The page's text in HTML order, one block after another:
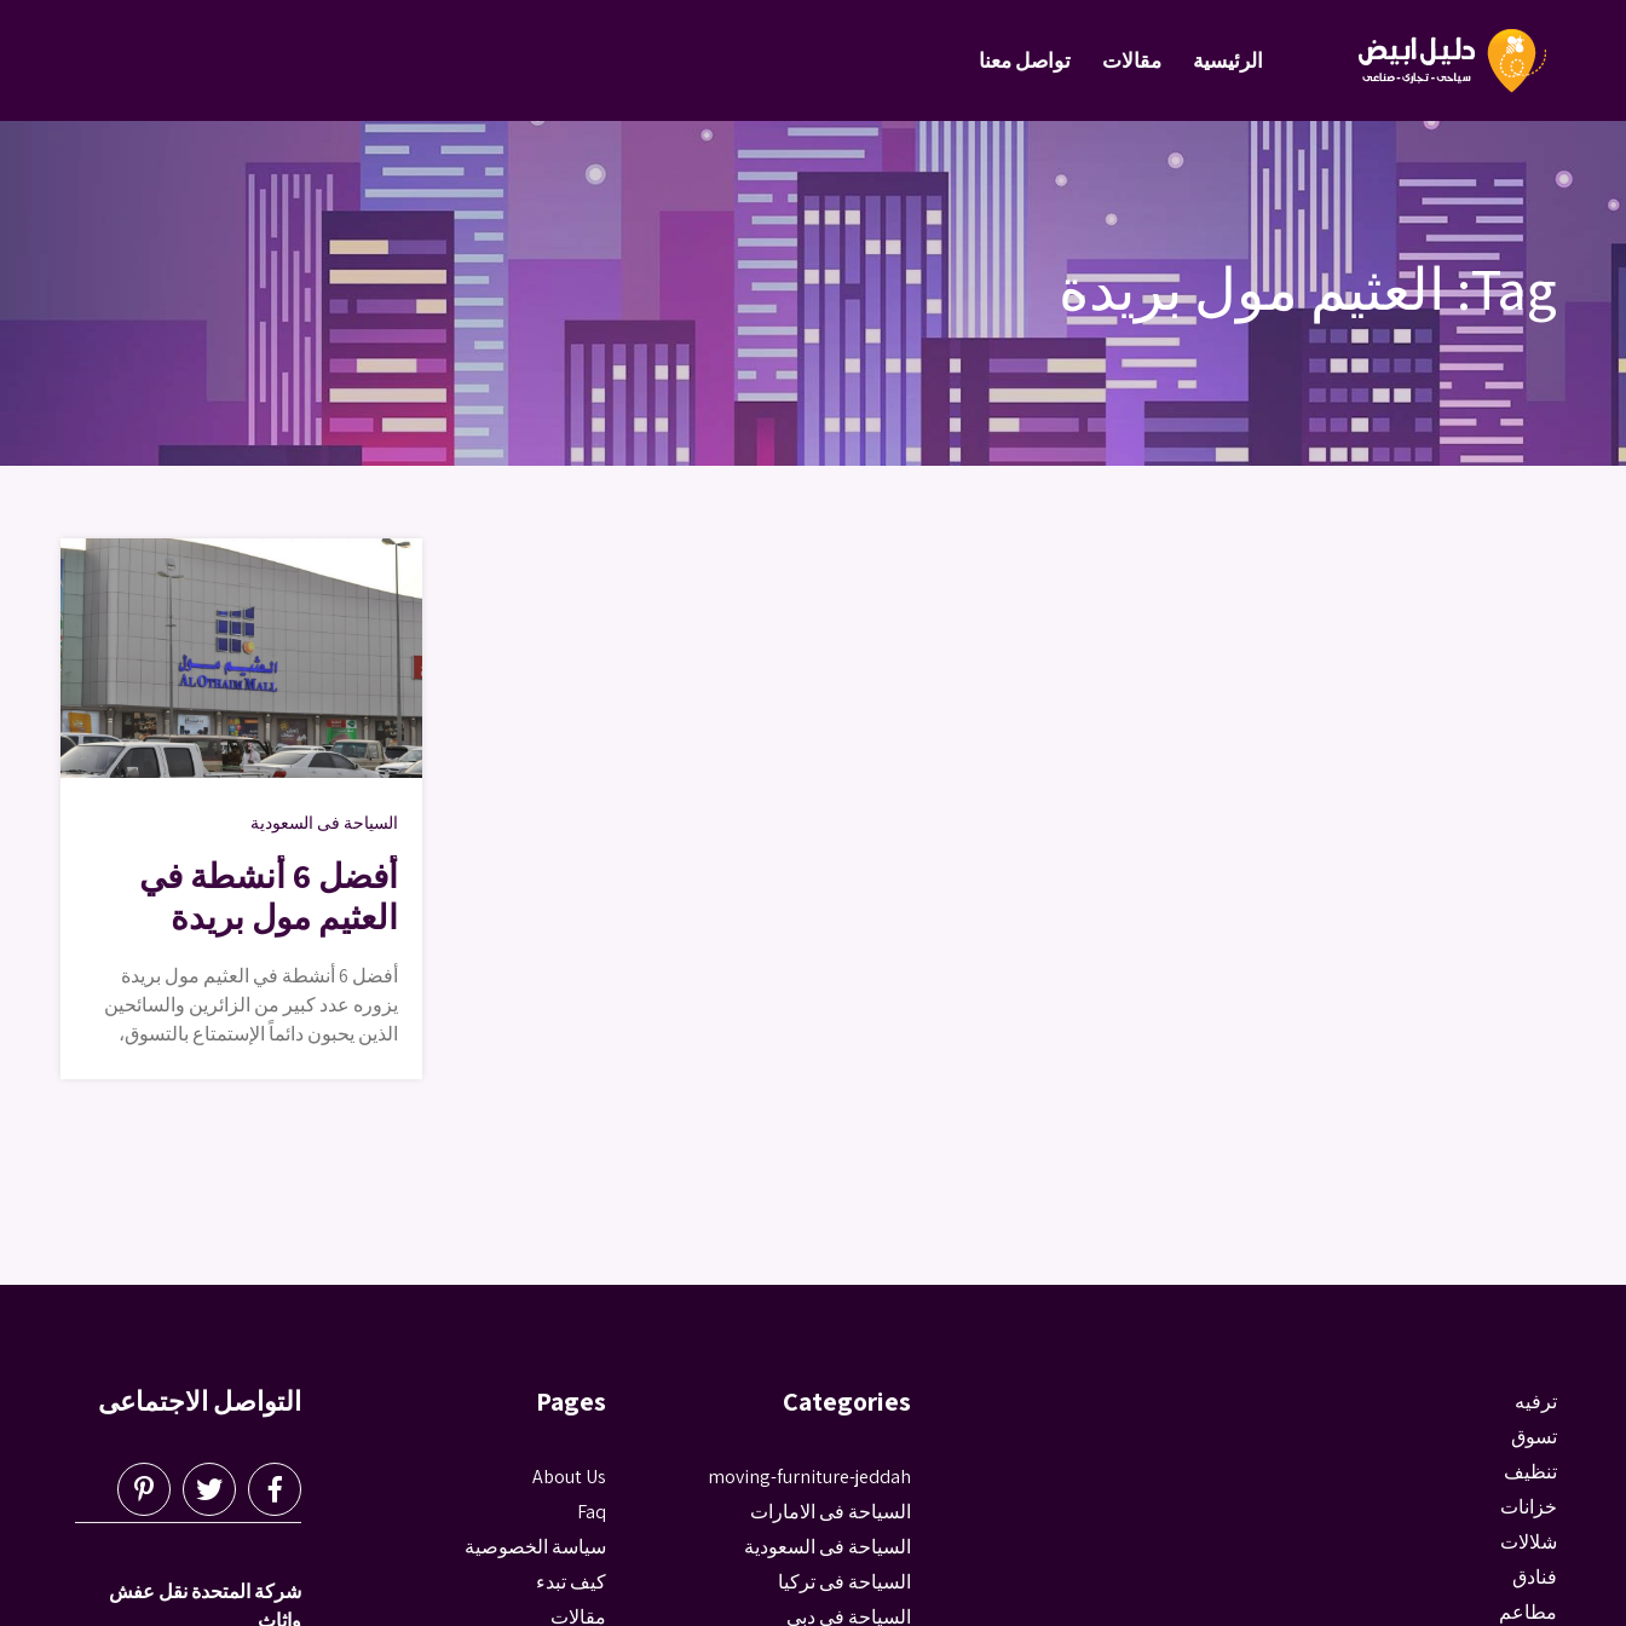
الرئيسية مقالات تواصل معنا
Tag: العثيم مول بريدة
السياحة فى السعودية
أفضل 6 أنشطة في
العثيم مول بريدة
أفضل 6 أنشطة في العثيم مول بريدة
يزوره عدد كبير من الزائرين والسائحين
الذين يحبون دائماً الإستمتاع بالتسوق،
ترفيه
تسوق
تنظيف
خزانات
شلالات
فنادق
مطاعم
Categories
moving-furniture-jeddah
السياحة فى الامارات
السياحة فى السعودية
السياحة فى تركيا
السياحة فى دبى
Pages
About Us
Faq
سياسة الخصوصية
كيف تبدء
مقالات
التواصل الاجتماعى
شركة المتحدة نقل عفش